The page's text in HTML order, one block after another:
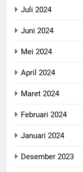
Juli 2024
Juni 2024
Mei 2024
April 2024
Maret 2024
Februari 2024
Januari 2024
Desember 2023